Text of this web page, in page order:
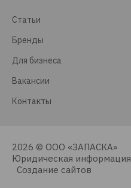
Статьи
Бренды
Для бизнеса
Вакансии
Контакты
2026 © ООО «ЗАПАСКА»
Юридическая информация
Создание сайтов